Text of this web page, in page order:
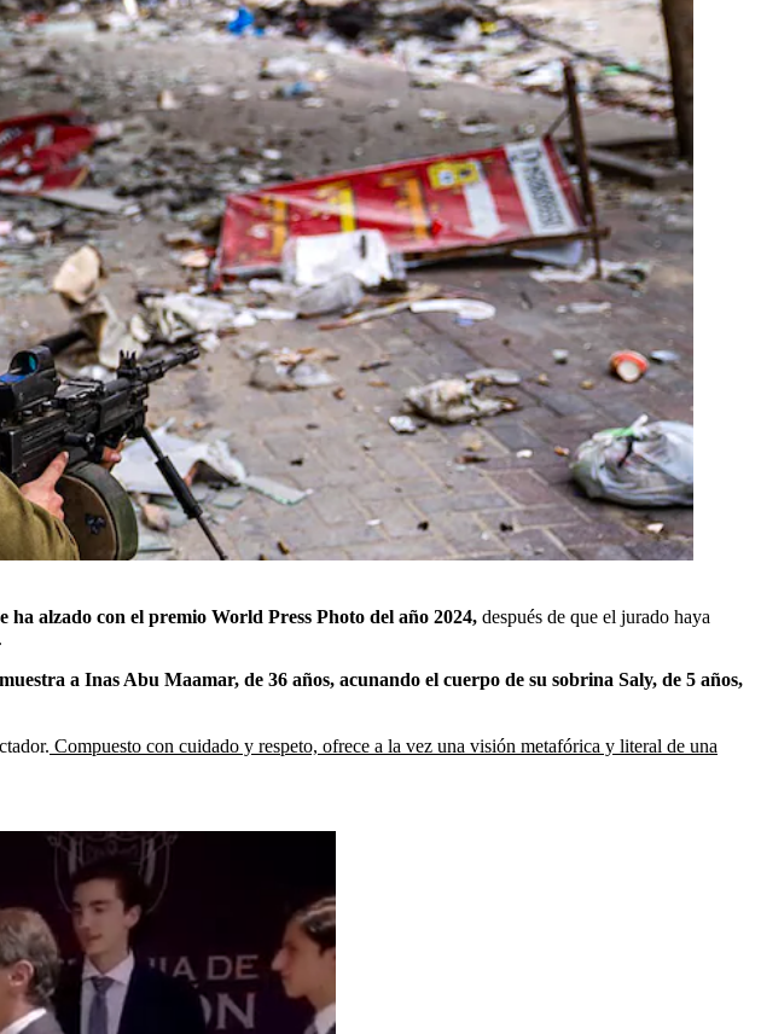
ha alzado con el premio World Press Photo del año 2024, después de que el jurado haya
a Inas Abu Maamar, de 36 años, acunando el cuerpo de su sobrina Saly, de 5 años,
Compuesto con cuidado y respeto, ofrece a la vez una visión metafórica y literal de una